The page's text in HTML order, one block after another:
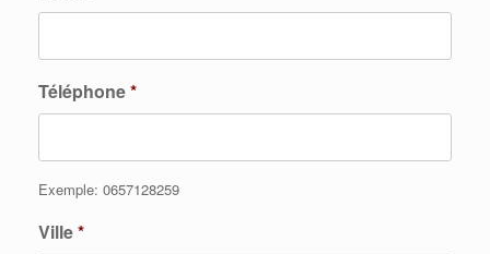
Téléphone*
Exemple: 0657128259
Ville*